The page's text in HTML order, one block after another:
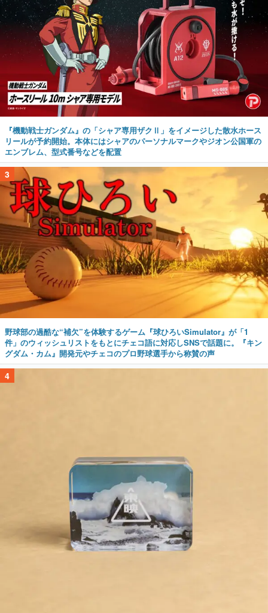
『機動戦士ガンダム』の「シャア専用ザクⅡ」をイメージした散水ホース
リールが予約開始。本体にはシャアのパーソナルマークやジオン公国軍の
エンブレム、型式番号などを配置
3
野球部の過酷な“補欠”を体験するゲーム『球ひろいSimulator』が「1
件」のウィッシュリストをもとにチェコ語に対応しSNSで話題に。『キン
グダム・カム』開発元やチェコのプロ野球選手から称賛の声
4